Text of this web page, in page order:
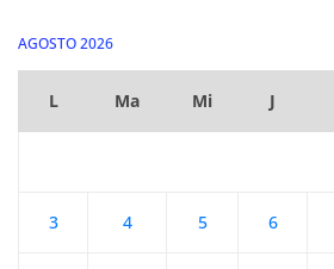
AGOSTO 2026
L Ma Mi J
3 4 5 6